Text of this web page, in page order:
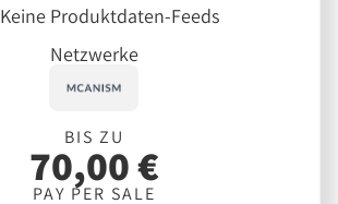
Keine Produktdaten-Feeds
Netzwerke
BIS ZU
70,00 €
PAY PER SALE